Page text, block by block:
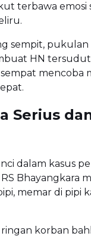
terbawa emosi
sempit,
HN tersudut
mencoba
Serius
dalam kasus
Bhayangkara
memar di pipi
korban